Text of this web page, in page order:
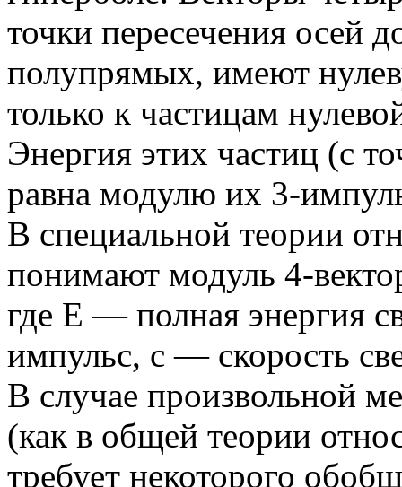
точки пересечения осей
полупрямых, имеют
только к частицам
Энергия этих частиц (с
равна модулю их 3-
В специальной теории
понимают модуль 4-
где E — полная энергия
импульс, c — скорость
В случае произвольной
(как в общей теории
требует некоторого